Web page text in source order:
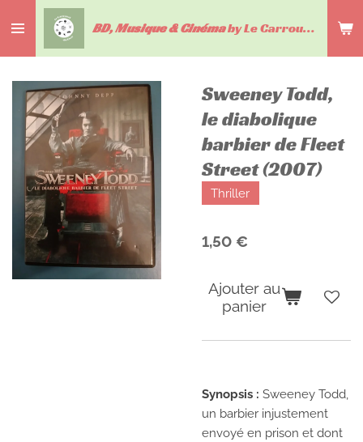
au
contenu
BD, Musique & Cinémaby Le Carrousel du livre
Sweeney Todd,
le diabolique
barbier de Fleet
Street (2007)
Thriller
1,50 €
Ajouter au
panier
Synopsis : Sweeney Todd,
un barbier injustement
envoyé en prison et dont